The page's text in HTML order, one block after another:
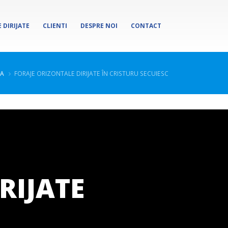
DIRIJATE CLIENTI DESPRE NOI CONTACT
FORAJE ORIZONTALE DIRIJATE ÎN CRISTURU SECUIESC